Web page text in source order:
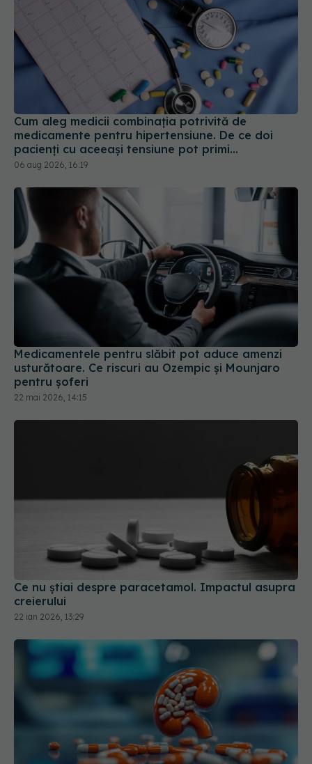
Cum aleg medicii combinația potrivită de
medicamente pentru hipertensiune. De ce doi
pacienți cu aceeași tensiune pot primi
tratamente diferite
06 aug 2026, 16:19
Medicamentele pentru slăbit pot aduce amenzi
usturătoare. Ce riscuri au Ozempic și Mounjaro
pentru șoferi
Ce nu știai despre paracetamol. Impactul asupra
22 ian 2026, 13:29
Combinația de medicamente care blochează